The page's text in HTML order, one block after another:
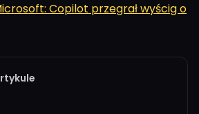
Copilot przegrał wyścig o